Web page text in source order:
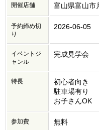
開催店舗 富山県富山市
予約締め切
り
2026-06-05
イベントジ
ャンル
完成見学会
特長
初心者向き
駐車場有り
お子さんOK
参加費 無料